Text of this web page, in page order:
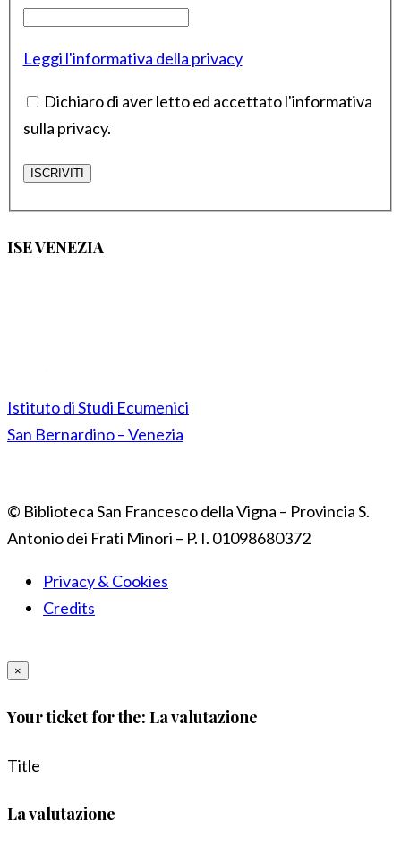
Leggi l'informativa della privacy
Dichiaro di aver letto ed accettato l'informativa
sulla privacy.
ISE VENEZIA
Istituto di Studi Ecumenici
San Bernardino – Venezia
© Biblioteca San Francesco della Vigna – Provincia S.
Antonio dei Frati Minori – P. I. 01098680372
Privacy & Cookies
Credits
×
Your ticket for the: La valutazione
Title
La valutazione